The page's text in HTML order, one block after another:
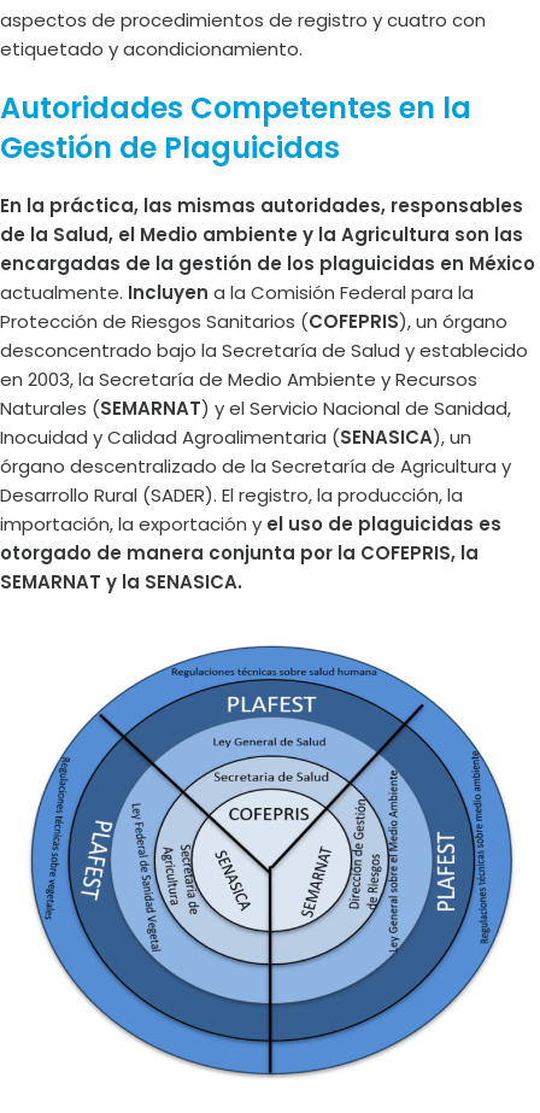
aspectos de procedimientos de registro y cuatro con
etiquetado y acondicionamiento.
Autoridades Competentes en la
Gestión de Plaguicidas
En la práctica, las mismas autoridades, responsables
de la Salud, el Medio ambiente y la Agricultura son las
encargadas de la gestión de los plaguicidas en México
actualmente. Incluyen a la Comisión Federal para la
Protección de Riesgos Sanitarios (COFEPRIS), un órgano
desconcentrado bajo la Secretaría de Salud y establecido
en 2003, la Secretaría de Medio Ambiente y Recursos
Naturales (SEMARNAT) y el Servicio Nacional de Sanidad,
Inocuidad y Calidad Agroalimentaria (SENASICA), un
órgano descentralizado de la Secretaría de Agricultura y
Desarrollo Rural (SADER). El registro, la producción, la
importación, la exportación y el uso de plaguicidas es
otorgado de manera conjunta por la COFEPRIS, la
SEMARNAT y la SENASICA.